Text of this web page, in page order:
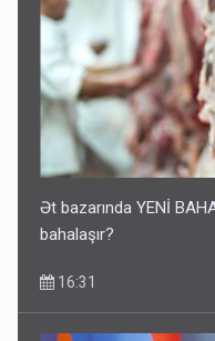
Ət bazarında YENİ
bahalaşır?
16:31